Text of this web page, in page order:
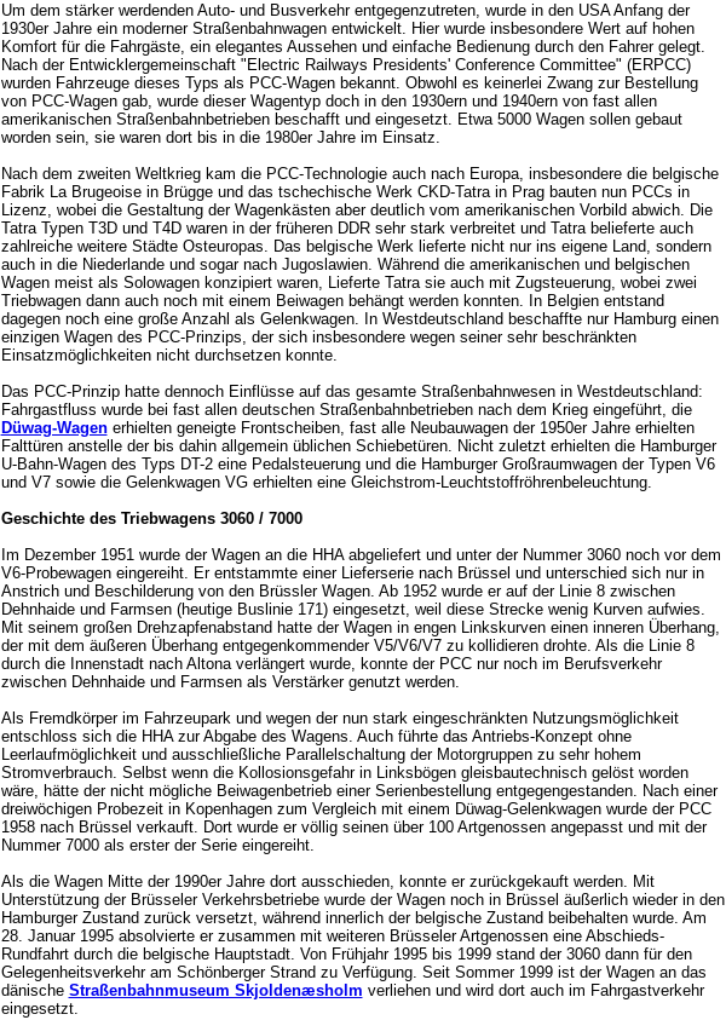
Um dem stärker werdenden Auto- und Busverkehr entgegenzutreten, wurde in den USA Anfang der
1930er Jahre ein moderner Straßenbahnwagen entwickelt. Hier wurde insbesondere Wert auf hohen
Komfort für die Fahrgäste, ein elegantes Aussehen und einfache Bedienung durch den Fahrer gelegt.
Nach der Entwicklergemeinschaft "Electric Railways Presidents' Conference Committee" (ERPCC)
wurden Fahrzeuge dieses Typs als PCC-Wagen bekannt. Obwohl es keinerlei Zwang zur Bestellung
von PCC-Wagen gab, wurde dieser Wagentyp doch in den 1930ern und 1940ern von fast allen
amerikanischen Straßenbahnbetrieben beschafft und eingesetzt. Etwa 5000 Wagen sollen gebaut
worden sein, sie waren dort bis in die 1980er Jahre im Einsatz.
Nach dem zweiten Weltkrieg kam die PCC-Technologie auch nach Europa, insbesondere die belgische
Fabrik La Brugeoise in Brügge und das tschechische Werk CKD-Tatra in Prag bauten nun PCCs in
Lizenz, wobei die Gestaltung der Wagenkästen aber deutlich vom amerikanischen Vorbild abwich. Die
Tatra Typen T3D und T4D waren in der früheren DDR sehr stark verbreitet und Tatra belieferte auch
zahlreiche weitere Städte Osteuropas. Das belgische Werk lieferte nicht nur ins eigene Land, sondern
auch in die Niederlande und sogar nach Jugoslawien. Während die amerikanischen und belgischen
Wagen meist als Solowagen konzipiert waren, Lieferte Tatra sie auch mit Zugsteuerung, wobei zwei
Triebwagen dann auch noch mit einem Beiwagen behängt werden konnten. In Belgien entstand
dagegen noch eine große Anzahl als Gelenkwagen. In Westdeutschland beschaffte nur Hamburg einen
einzigen Wagen des PCC-Prinzips, der sich insbesondere wegen seiner sehr beschränkten
Einsatzmöglichkeiten nicht durchsetzen konnte.
Das PCC-Prinzip hatte dennoch Einflüsse auf das gesamte Straßenbahnwesen in Westdeutschland:
Fahrgastfluss wurde bei fast allen deutschen Straßenbahnbetrieben nach dem Krieg eingeführt, die
Düwag-Wagenerhielten geneigte Frontscheiben, fast alle Neubauwagen der 1950er Jahre erhielten
Falttüren anstelle der bis dahin allgemein üblichen Schiebetüren. Nicht zuletzt erhielten die Hamburger
U-Bahn-Wagen des Typs DT-2 eine Pedalsteuerung und die Hamburger Großraumwagen der Typen V6
und V7 sowie die Gelenkwagen VG erhielten eine Gleichstrom-Leuchtstoffröhrenbeleuchtung.
Geschichte des Triebwagens 3060 / 7000
Im Dezember 1951 wurde der Wagen an die HHA abgeliefert und unter der Nummer 3060 noch vor dem
V6-Probewagen eingereiht. Er entstammte einer Lieferserie nach Brüssel und unterschied sich nur in
Anstrich und Beschilderung von den Brüssler Wagen. Ab 1952 wurde er auf der Linie 8 zwischen
Dehnhaide und Farmsen (heutige Buslinie 171) eingesetzt, weil diese Strecke wenig Kurven aufwies.
Mit seinem großen Drehzapfenabstand hatte der Wagen in engen Linkskurven einen inneren Überhang,
der mit dem äußeren Überhang entgegenkommender V5/V6/V7 zu kollidieren drohte. Als die Linie 8
durch die Innenstadt nach Altona verlängert wurde, konnte der PCC nur noch im Berufsverkehr
zwischen Dehnhaide und Farmsen als Verstärker genutzt werden.
Als Fremdkörper im Fahrzeupark und wegen der nun stark eingeschränkten Nutzungsmöglichkeit
entschloss sich die HHA zur Abgabe des Wagens. Auch führte das Antriebs-Konzept ohne
Leerlaufmöglichkeit und ausschließliche Parallelschaltung der Motorgruppen zu sehr hohem
Stromverbrauch. Selbst wenn die Kollosionsgefahr in Linksbögen gleisbautechnisch gelöst worden
wäre, hätte der nicht mögliche Beiwagenbetrieb einer Serienbestellung entgegengestanden. Nach einer
dreiwöchigen Probezeit in Kopenhagen zum Vergleich mit einem Düwag-Gelenkwagen wurde der PCC
1958 nach Brüssel verkauft. Dort wurde er völlig seinen über 100 Artgenossen angepasst und mit der
Nummer 7000 als erster der Serie eingereiht.
Als die Wagen Mitte der 1990er Jahre dort ausschieden, konnte er zurückgekauft werden. Mit
Unterstützung der Brüsseler Verkehrsbetriebe wurde der Wagen noch in Brüssel äußerlich wieder in den
Hamburger Zustand zurück versetzt, während innerlich der belgische Zustand beibehalten wurde. Am
28. Januar 1995 absolvierte er zusammen mit weiteren Brüsseler Artgenossen eine Abschieds-
Rundfahrt durch die belgische Hauptstadt. Von Frühjahr 1995 bis 1999 stand der 3060 dann für den
Gelegenheitsverkehr am Schönberger Strand zu Verfügung. Seit Sommer 1999 ist der Wagen an das
dänische Straßenbahnmuseum Skjoldenæsholm verliehen und wird dort auch im Fahrgastverkehr
eingesetzt.